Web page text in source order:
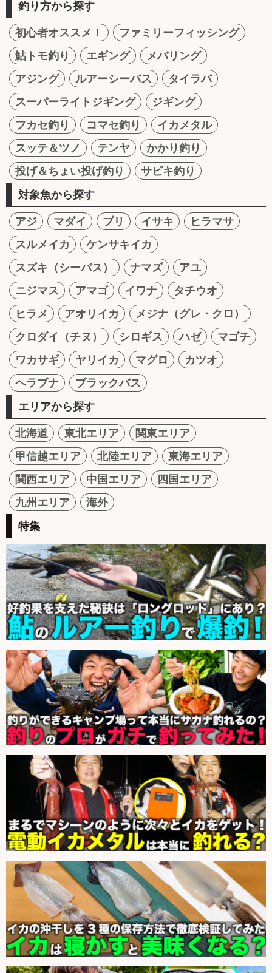
釣り方から探す
初心者オススメ！
ファミリーフィッシング
鮎トモ釣り
エギング
メバリング
アジング
ルアーシーバス
タイラバ
スーパーライトジギング
ジギング
フカセ釣り
コマセ釣り
イカメタル
スッテ＆ツノ
テンヤ
かかり釣り
投げ＆ちょい投げ釣り
サビキ釣り
対象魚から探す
アジ マダイ ブリ イサキ
ヒラマサ
スルメイカ
ケンサキイカ
スズキ（シーバス）
ナマズ
アユ
ニジマス
アマゴ イワナ
タチウオ
ヒラメ
アオリイカ
メジナ（グレ・クロ）
クロダイ（チヌ）
シロギス ハゼ
マゴチ
ワカサギ
ヤリイカ マグロ
カツオ
ヘラブナ
ブラックバス
エリアから探す
北海道 東北エリア
関東エリア
甲信越エリア
北陸エリア
東海エリア
関西エリア
中国エリア
四国エリア
九州エリア
海外
特集